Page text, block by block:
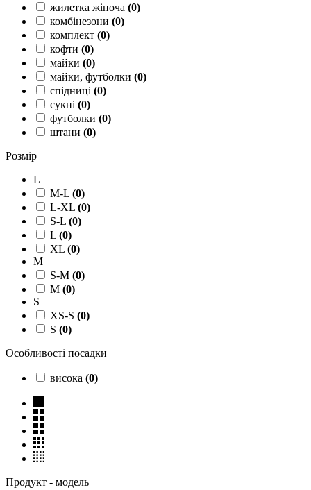
жилетка жіноча (0)
комбінезони (0)
комплект (0)
кофти (0)
майки (0)
майки, футболки (0)
спідниці (0)
сукні (0)
футболки (0)
штани (0)
Розмір
L
M-L (0)
L-XL (0)
S-L (0)
L (0)
XL (0)
M
S-M (0)
M (0)
S
XS-S (0)
S (0)
Особливості посадки
висока (0)
Продукт - модель